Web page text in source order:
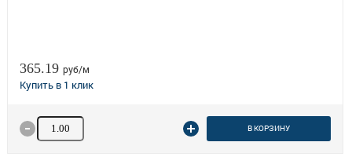
365.19 руб/м
Количество товара В КОРЗИНУ